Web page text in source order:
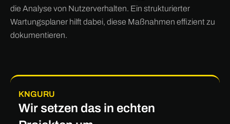
die Analyse von Nutzerverhalten. Ein strukturierter
Wartungsplaner hilft dabei, diese Maßnahmen effizient zu
dokumentieren.
KNGURU
Wir setzen das in echten